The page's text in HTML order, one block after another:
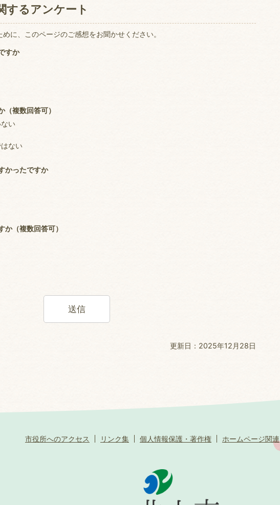
するアンケート
に、このページのご感想をお聞かせください。
すか
（複数回答可）
い
ない
かったですか
（複数回答可）
更新日：2025年12月28日
市役所へのアクセス リンク集 個人情報保護・著作権 ホームページ関連